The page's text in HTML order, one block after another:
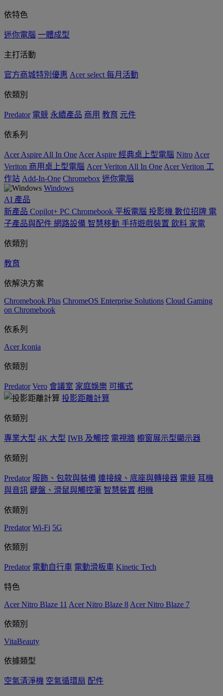
依特色
迷你電腦 一體成型
主打活動
官方商城特別優惠 Acer select 每月活動
依類別
Predator 電競 永續產品 商用 教育 元件
依系列
Acer Aspire All In One Acer Aspire 經典桌上型電腦 Nitro Acer
Veriton 商用桌上型電腦 Acer Veriton All In One Acer Veriton 工
作站 Add-In-One Chromebox 迷你電腦
Windows
AI 產品
新產品 Copilot+ PC Chromebook 平板電腦 投影機 數位招牌 電
子產品與配件 網路設備 智慧移動 手持遊戲裝置 飲料 家電
依類別
教育
依解決方案
Chromebook Plus ChromeOS Enterprise Solutions Cloud Gaming
on Chromebook
依系列
Acer Iconia
依類別
Predator Vero 會議室 家庭娛樂 可攜式
投影距離計算
依類別
專業大型 4K 大型 IWB 及觸控 電視牆 櫥窗展示型顯示器
依類別
Predator 服飾、包款與裝備 連接線、底座與轉接器 電競 耳機
與音訊 鍵盤、滑鼠與觸控筆 智慧裝置 相機
依類別
Predator Wi-Fi 5G
依類別
Predator 電動自行車 電動滑板車 Kinetic Tech
特色
Acer Nitro Blaze 11 Acer Nitro Blaze 8 Acer Nitro Blaze 7
依類別
VitaBeauty
依據類型
空氣清淨機 空氣循環扇 配件